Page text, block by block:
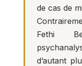
de cas de
Fethi
d’autant